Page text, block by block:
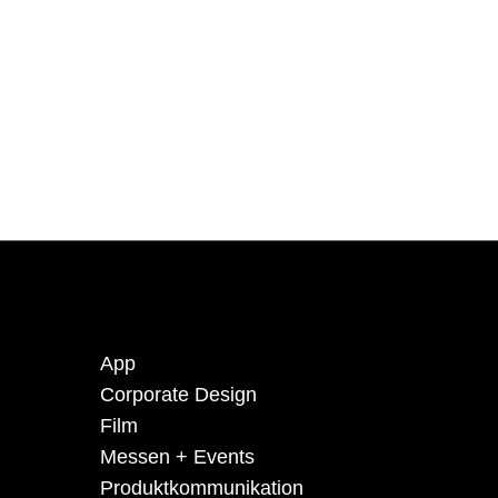
App
Corporate Design
Film
Messen + Events
Produkt­kommuni­kation